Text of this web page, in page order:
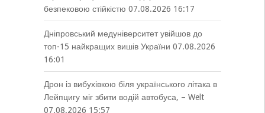
безпековою стійкістю 07.08.2026 16:17
Дніпровський медуніверситет увійшов до
топ-15 найкращих вишів України 07.08.2026
16:01
Дрон із вибухівкою біля українського літака в
Лейпцигу міг збити водій автобуса, – Welt
07.08.2026 15:57